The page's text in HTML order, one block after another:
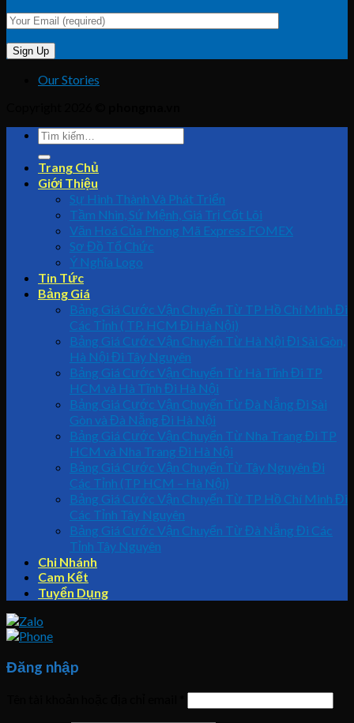
Our Stories
Trang Chủ
Giới Thiệu
Sự Hình Thành Và Phát Triển
Tầm Nhìn, Sứ Mệnh, Giá Trị Cốt Lõi
Văn Hoá Của Phong Mã Express FOMEX
Sơ Đồ Tổ Chức
Ý Nghĩa Logo
Tin Tức
Bảng Giá
Bảng Giá Cước Vận Chuyển Từ TP Hồ Chí Minh Đi
Các Tỉnh ( TP. HCM Đi Hà Nội)
Bảng Giá Cước Vận Chuyển Từ Hà Nội Đi Sài Gòn,
Hà Nội Đi Tây Nguyên
Bảng Giá Cước Vận Chuyển Từ Hà Tĩnh Đi TP
HCM và Hà Tĩnh Đi Hà Nội
Bảng Giá Cước Vận Chuyển Từ Đà Nẵng Đi Sài
Gòn và Đà Nẵng Đi Hà Nội
Bảng Giá Cước Vận Chuyển Từ Nha Trang Đi TP
HCM và Nha Trang Đi Hà Nội
Bảng Giá Cước Vận Chuyển Từ Tây Nguyên Đi
Các Tỉnh (TP HCM – Hà Nội)
Bảng Giá Cước Vận Chuyển Từ TP Hồ Chí Minh Đi
Các Tỉnh Tây Nguyên
Bảng Giá Cước Vận Chuyển Từ Đà Nẵng Đi Các
Tỉnh Tây Nguyên
Chi Nhánh
Cam Kết
Tuyển Dụng
Đăng nhập